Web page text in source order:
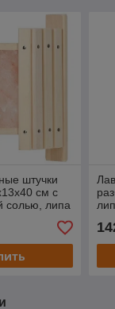
штучки
см с
солью, липа